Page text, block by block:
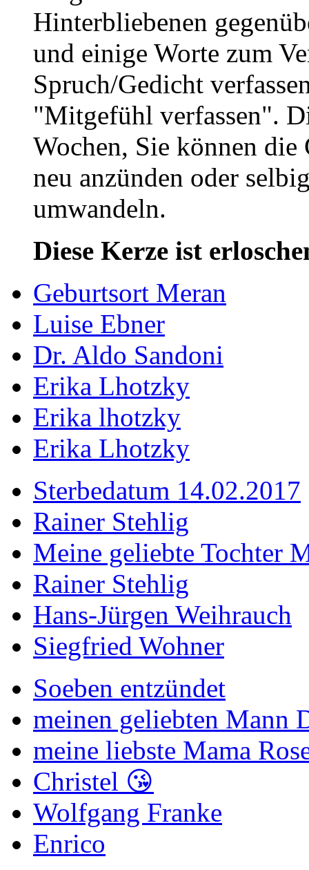
Hinterbliebenen
und einige Worte zum
Spruch/Gedicht
"Mitgefühl verfassen".
Wochen, Sie können die
neu anzünden oder
umwandeln.
Diese Kerze ist
Geburtsort Meran
Luise Ebner
Dr. Aldo Sandoni
Erika Lhotzky
Erika lhotzky
Erika Lhotzky
Sterbedatum 14.02.2017
Rainer Stehlig
Meine geliebte Tochter
Rainer Stehlig
Hans-Jürgen Weihrauch
Siegfried Wohner
Soeben entzündet
meinen geliebten Mann
meine liebste Mama
Christel 😘
Wolfgang Franke
Enrico